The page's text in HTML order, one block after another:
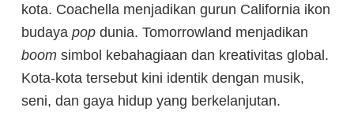
kota. Coachella menjadikan gurun California ikon
budaya pop dunia. Tomorrowland menjadikan
boom simbol kebahagiaan dan kreativitas global.
Kota-kota tersebut kini identik dengan musik,
seni, dan gaya hidup yang berkelanjutan.